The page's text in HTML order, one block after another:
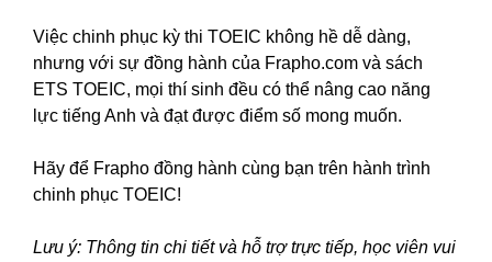
Việc chinh phục kỳ thi TOEIC không hề dễ dàng,
nhưng với sự đồng hành của Frapho.com và sách
ETS TOEIC, mọi thí sinh đều có thể nâng cao năng
lực tiếng Anh và đạt được điểm số mong muốn.
Hãy để Frapho đồng hành cùng bạn trên hành trình
chinh phục TOEIC!
Lưu ý: Thông tin chi tiết và hỗ trợ trực tiếp, học viên vui